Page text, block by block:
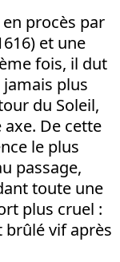
procès par
et une
fois, il dut
plus
du Soleil,
De cette
le plus
passage,
toute une
plus cruel :
brûlé vif après